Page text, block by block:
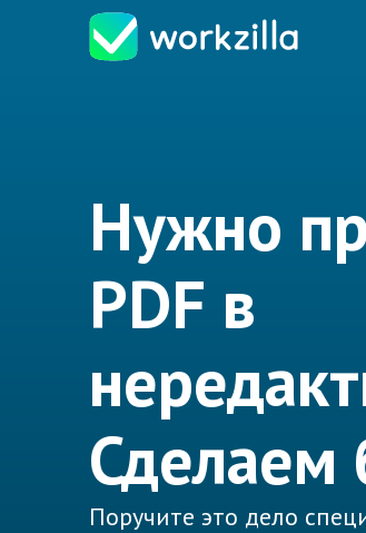
Нужно
PDF в
Сделаем
Поручите это дело